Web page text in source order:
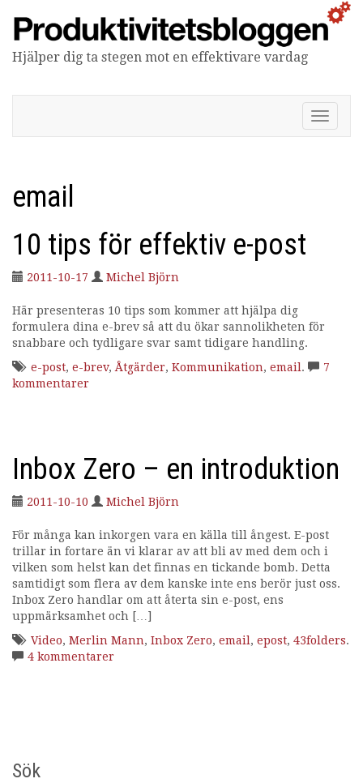
Hjälper dig ta stegen mot en effektivare vardag
V
i
g
r
email
10 tips för effektiv e-post
2011-10-17 Michel Björn
Här presenteras 10 tips som kommer att hjälpa dig
formulera dina e-brev så att du ökar sannolikheten för
snabbare och tydligare svar samt tidigare handling.
e-post, e-brev, Åtgärder, Kommunikation, email .
7
kommentarer
Inbox Zero – en introduktion
2011-10-10 Michel Björn
För många kan inkorgen vara en källa till ångest. E-post
trillar in fortare än vi klarar av att bli av med dem och i
vilken som helst kan det finnas en tickande bomb. Detta
samtidigt som flera av dem kanske inte ens berör just oss.
Inbox Zero handlar om att återta sin e-post, ens
uppmärksamhet och […]
Video, Merlin Mann, Inbox Zero, email , epost, 43folders.
4 kommentarer
Sök